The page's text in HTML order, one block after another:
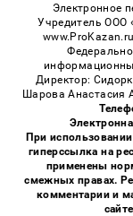
Электронное
Учредитель ООО
Директор:
Шарова Анастасия
При
гиперссылка на
применены
смежных правах.
комментарии и